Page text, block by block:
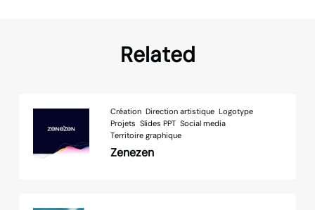
Related
Création Direction artistique Logotype
Projets Slides PPT Social media
Territoire graphique
Zenezen